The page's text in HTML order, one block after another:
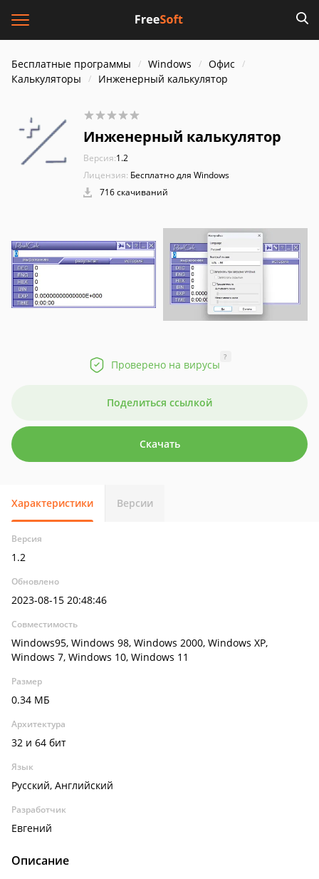
Бесплатные программы Windows
Офис
Калькуляторы
Инженерный калькулятор
Инженерный калькулятор
Версия:1.2
Лицензия: Бесплатно для Windows
716 скачиваний
Проверено на вирусы
?
Поделиться ссылкой
Скачать
Характеристики Версии
Версия
1.2
Обновлено
2023-08-15 20:48:46
Совместимость
Windows95, Windows 98, Windows 2000, Windows XP,
Windows 7, Windows 10, Windows 11
Размер
0.34 МБ
Архитектура
32 и 64 бит
Язык
Русский, Английский
Разработчик
Евгений
Описание